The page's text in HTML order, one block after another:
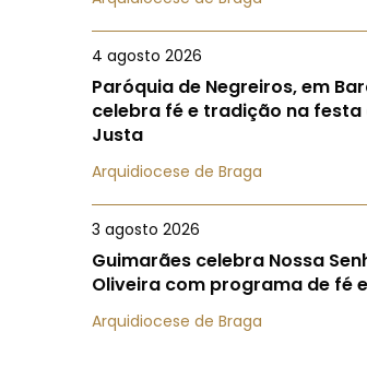
4 agosto 2026
Paróquia de Negreiros, em
celebra fé e tradição na festa
Justa
Arquidiocese de Braga
3 agosto 2026
Guimarães celebra Nossa
Oliveira com programa de fé
Arquidiocese de Braga